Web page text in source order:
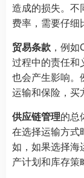
造成的损失。不
费率，需要仔细
贸易条款 ，例
过程中的责任和
也会产生影响。
运输和保险，买
供应链管理的总
在选择运输方式
如，如果选择海
产计划和库存策